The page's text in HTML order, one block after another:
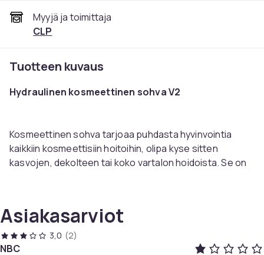
Myyjä ja toimittaja
CLP
Tuotteen kuvaus
Hydraulinen kosmeettinen sohva V2
Kosmeettinen sohva tarjoaa puhdasta hyvinvointia
kaikkiin kosmeettisiin hoitoihin, olipa kyse sitten
kasvojen, dekolteen tai koko vartalon hoidoista. Se on
varustettu lattiatyynyillä, joiden korkeutta voidaan
säätää yksilöllisesti muutamalla senttimetrillä
epätasaisuuksien tasaamiseksi. Sohvan korkeutta
Asiakasarviot
3,0 (2)
NBC